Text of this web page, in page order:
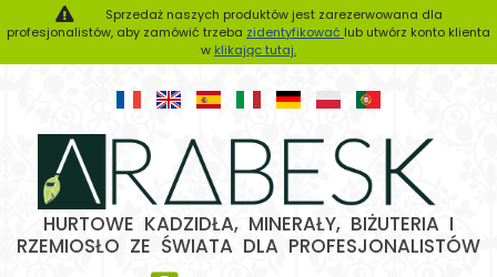
Sprzedaż naszych produktów jest zarezerwowana dla
profesjonalistów, aby zamówić trzeba zidentyfikować lub utwórz konto klienta
w klikając tutaj.
HURTOWE KADZIDŁA, MINERAŁY, BIŻUTERIA I
RZEMIOSŁO ZE ŚWIATA DLA PROFESJONALISTÓW